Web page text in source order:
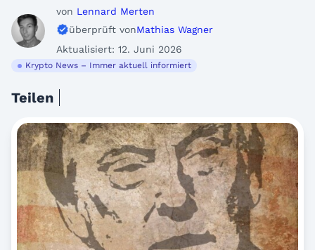
von Lennard Merten
überprüft vonMathias Wagner
Aktualisiert: 12. Juni 2026
Krypto News – Immer aktuell informiert
Teilen